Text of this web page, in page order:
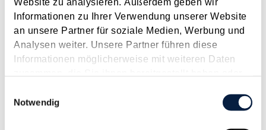
Website zu analysieren. Außerdem geben wir
Informationen zu Ihrer Verwendung unserer Website
an unsere Partner für soziale Medien, Werbung und
Analysen weiter. Unsere Partner führen diese
Informationen möglicherweise mit weiteren Daten
gesammelt haben.
Notwendig
August 2026
Problemstellung und rechtlicher Hintergrund Tagesgelder
sollen Verpflegungsmehraufwendungen ausgleichen, welche
im Zuge von Dienstreisen (beruflich bedingten Reisen) durch
die Unkenntnis über die lokale Gastronomie resultieren –
typischerweise stellt sich das Problem in der...